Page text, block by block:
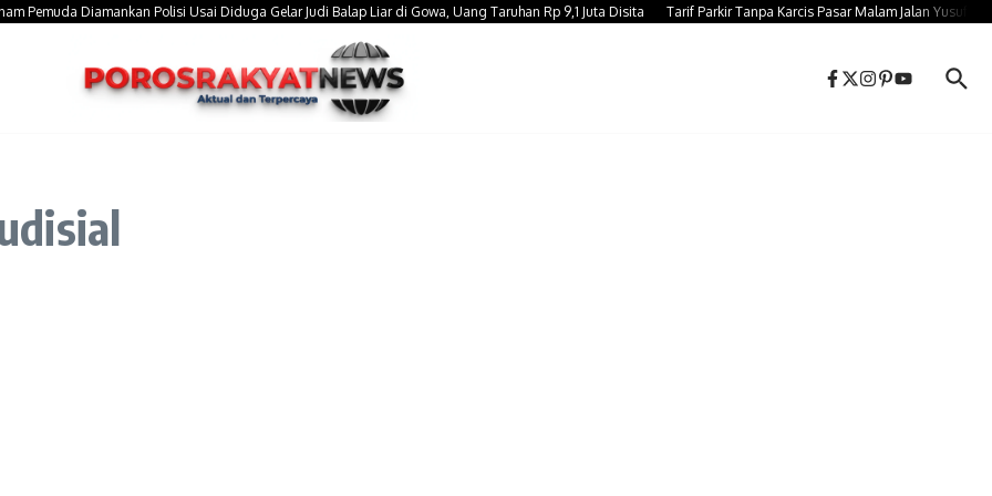
Diamankan Polisi Usai Diduga Gelar Judi Balap Liar di Gowa, Uang Taruhan Rp 9,1 Juta Disita Tarif Parkir Tanpa Karcis Pasar Malam Jalan Yusuf Bauty